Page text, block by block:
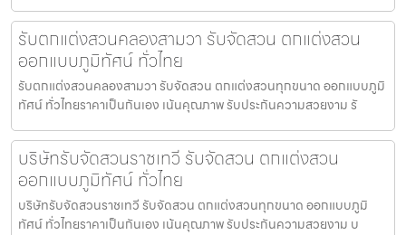
รับตกแต่งสวนคลองสามวา รับจัดสวน ตกแต่งสวน
ออกแบบภูมิทัศน์ ทั่วไทย
รับตกแต่งสวนคลองสามวา รับจัดสวน ตกแต่งสวนทุกขนาด ออกแบบภูมิ
ทัศน์ ทั่วไทยราคาเป็นกันเอง เน้นคุณภาพ รับประกันความสวยงาม รั
บริษัทรับจัดสวนราชเทวี รับจัดสวน ตกแต่งสวน
ออกแบบภูมิทัศน์ ทั่วไทย
บริษัทรับจัดสวนราชเทวี รับจัดสวน ตกแต่งสวนทุกขนาด ออกแบบภูมิ
ทัศน์ ทั่วไทยราคาเป็นกันเอง เน้นคุณภาพ รับประกันความสวยงาม บ